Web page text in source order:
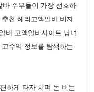
주부들이 가장 선호하
천 해외고액알바 비자
바 고액알바사이트 남녀
수익 정보를 탐색하는
하게 타자 치며 돈 버는